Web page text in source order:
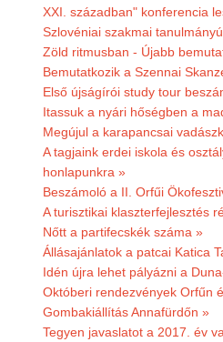
XXI. században" konferencia
Szlovéniai szakmai
Zöld ritmusban - Újabb
Bemutatkozik a Szennai
Első újságírói study tour
Itassuk a nyári hőségben a
Megújul a karapancsai
A tagjaink erdei iskola és
honlapunkra »
Beszámoló a II. Orfűi
A turisztikai klaszterfejlesztés
Nőtt a partifecskék száma »
Állásajánlatok a patcai Katica
Idén újra lehet pályázni a
Októberi rendezvények Orfűn
Gombakiállítás Annafürdőn »
Tegyen javaslatot a 2017. év